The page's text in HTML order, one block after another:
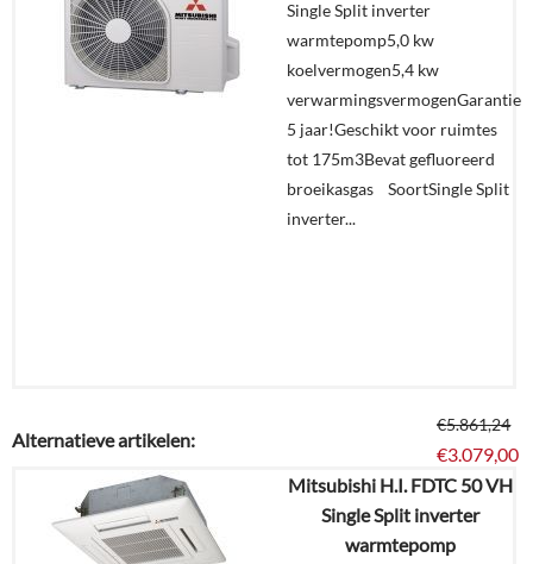
aanvragen?
winkelmand
Single Split inverter
warmtepomp5,0 kw
koelvermogen5,4 kw
verwarmingsvermogenGarantie
5 jaar!Geschikt voor ruimtes
tot 175m3Bevat gefluoreerd
broeikasgas SoortSingle Split
inverter...
€5.861,24
€3.079,00
Details
Alternatieve artikelen:
Mitsubishi H.I. FDTC 50 VH
Single Split inverter
warmtepomp